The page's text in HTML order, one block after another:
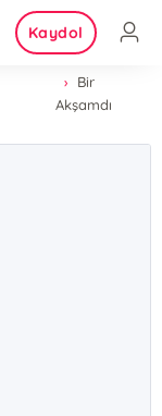
Kaydol
Bir
Akşamdı